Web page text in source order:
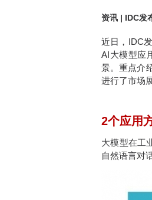
资讯 | IDC发
近日，IDC
AI大模型应
景。重点介
进行了市场
2个应用
大模型在工
自然语言对